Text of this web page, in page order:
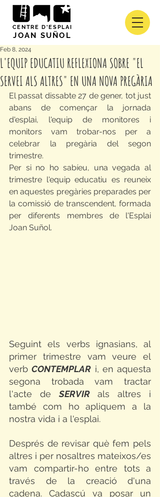
CENTRE D'ESPLAI
JOAN SUÑOL
L'EQUIP EDUCATIU REFLEXIONA SOBRE "EL
SERVEI ALS ALTRES" EN UNA NOVA PREGÀRIA
Feb 8, 2024
El passat dissabte 27 de gener, tot just
abans de començar la jornada
d'esplai, l'equip de monitores i
monitors vam trobar-nos per a
celebrar la pregària del segon
trimestre.
Per si no ho sabíeu, una vegada al
trimestre l'equip educatiu es reuneix
en aquestes pregàries preparades per
la comissió de transcendent, formada
per diferents membres de l'Esplai
Joan Suñol.
Seguint els verbs ignasians, al
primer trimestre vam veure el
verb CONTEMPLAR i, en aquesta
segona trobada vam tractar
l'acte de SERVIR als altres i
també com ho apliquem a la
nostra vida i a l'esplai.
Després de revisar què fem pels
altres i per nosaltres mateixos/es
vam compartir-ho entre tots a
través de la creació d'una
cadena. Cadascú va posar un